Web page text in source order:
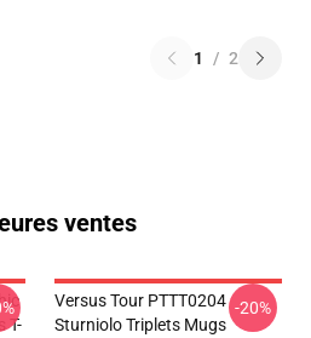
1 / 2
ventes
T-
Versus Tour PTTT0204
Sturniolo Triplets Mugs
-20%